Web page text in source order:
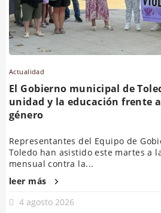
Actualidad
El Gobierno municipal de
unidad y la educación frente
género
Representantes del Equipo de
Toledo han asistido este martes a
mensual contra la...
leer más
4 agosto 2026